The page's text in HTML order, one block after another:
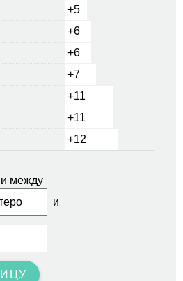
+5
+6
+6
+7
+11
+11
+12
между
и